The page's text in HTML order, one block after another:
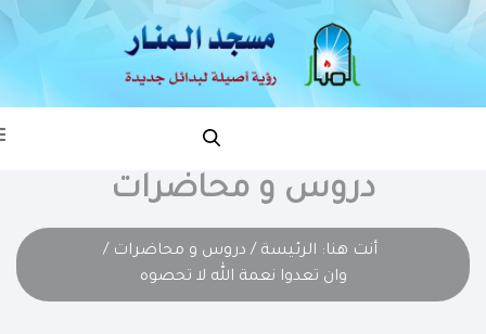
دروس و محاضرات
أنت هنا: الرئيسة / دروس و محاضرات /
وان تعدوا نعمة الله لا تحصوه